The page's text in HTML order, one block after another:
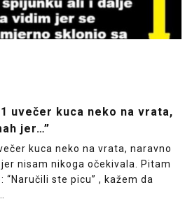
uvečer kuca neko na vrata,
jer…”
kuca neko na vrata, naravno
nisam nikoga očekivala. Pitam
“Naručili ste picu” , kažem da